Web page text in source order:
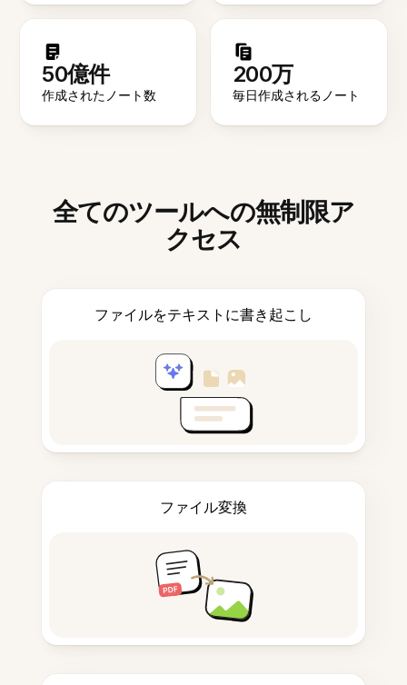
50億件
作成されたノート数
200万
毎日作成されるノート
全てのツールへの無制限ア
クセス
ファイルをテキストに書き起こし
ファイル変換